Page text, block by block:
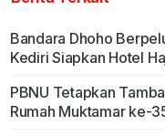
Bandara Dhoho
Kediri Siapkan Hotel
PBNU Tetapkan
Rumah Muktamar ke-